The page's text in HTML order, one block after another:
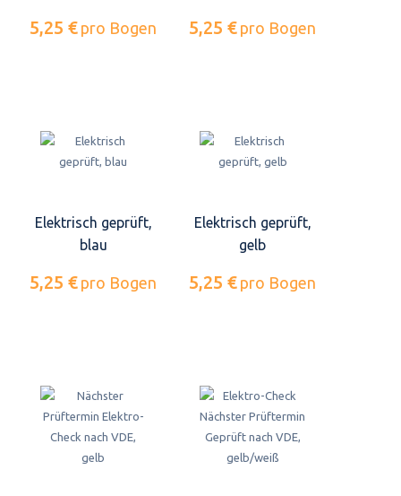
5,25 € pro Bogen 5,25 € pro Bogen
Elektrisch geprüft,
blau
5,25 € pro Bogen
Elektrisch geprüft,
gelb
5,25 € pro Bogen